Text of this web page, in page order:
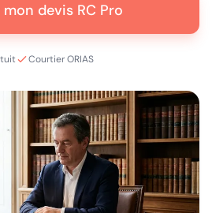
devis RC Pro
Courtier ORIAS